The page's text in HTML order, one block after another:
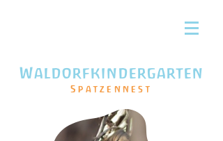
Waldorfkindergarten
Spatzennest